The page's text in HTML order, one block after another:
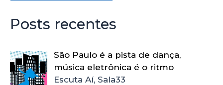
Posts recentes
São Paulo é a pista de dança,
música eletrônica é o ritmo
Escuta Aí, Sala33